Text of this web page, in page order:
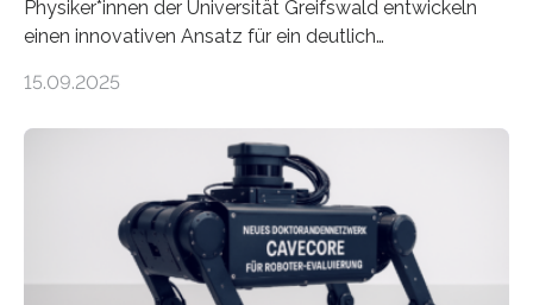
Physiker*innen der Universität Greifswald entwickeln
einen innovativen Ansatz für ein deutlich
Lösungsweg ist inspiriert vom menschlichen Gehirn. Die
stellt die heutige Computertechnik vor
Herausforderungen. Herkömmliche Silizium-
Prozessoren stoßen an ihre Grenzen: Sie verbrauchen
viel Energie, die Speicher- und Verarbeitungseinheiten
sind voneinander getrennt und die Datenübertragung
bremst komplexe Anwendungen aus. Da KI-Modelle
15.09.2025